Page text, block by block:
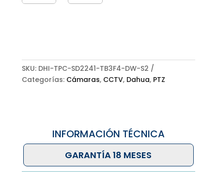
SKU: DHI-TPC-SD2241-TB3F4-DW-S2
Categorías: Cámaras, CCTV, Dahua, PTZ
INFORMACIÓN TÉCNICA
GARANTÍA 18 MESES